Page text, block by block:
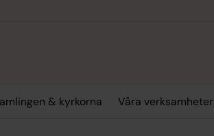
& kyrkorna Våra verksamheter